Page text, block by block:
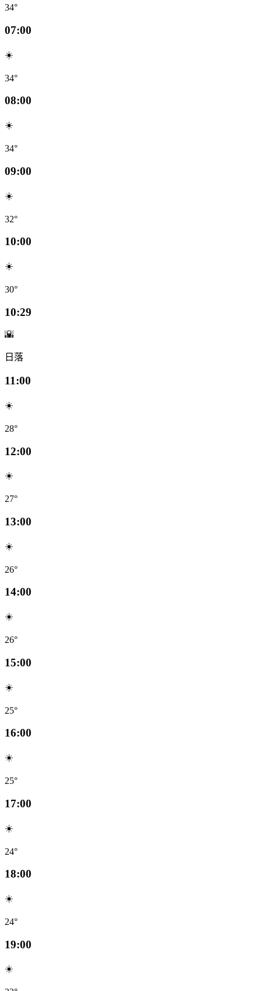
34°
07:00
☀️
34°
08:00
☀️
34°
09:00
☀️
32°
10:00
☀️
30°
10:29
🌇
日落
11:00
☀️
28°
12:00
☀️
27°
13:00
☀️
26°
14:00
☀️
26°
15:00
☀️
25°
16:00
☀️
25°
17:00
☀️
24°
18:00
☀️
24°
19:00
☀️